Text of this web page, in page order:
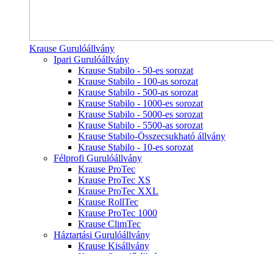
Krause Gurulóállvány
Ipari Gurulóállvány
Krause Stabilo - 50-es sorozat
Krause Stabilo - 100-as sorozat
Krause Stabilo - 500-as sorozat
Krause Stabilo - 1000-es sorozat
Krause Stabilo - 5000-es sorozat
Krause Stabilo - 5500-as sorozat
Krause Stabilo-Összecsukható állvány
Krause Stabilo - 10-es sorozat
Félprofi Gurulóállvány
Krause ProTec
Krause ProTec XS
Krause ProTec XXL
Krause RollTec
Krause ProTec 1000
Krause ClimTec
Háztartási Gurulóállvány
Krause Kisállvány